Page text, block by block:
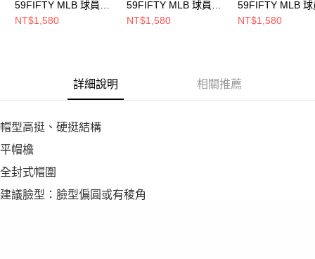
59FIFTY MLB 球員帽
紅襪 NE70360919
NT$1,580
59FIFTY MLB 球員帽
海盜 NE70360948
NT$1,580
59FIFTY MLB 球
運動家
NT$1,580
詳細說明 相關推薦
帽型高挺、硬挺結構
平帽檐
全封式帽圍
建議臉型：臉型偏圓或有稜角